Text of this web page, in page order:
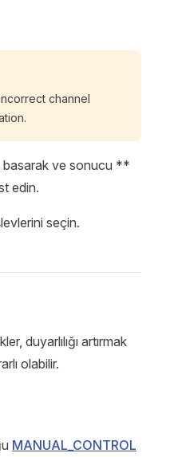
channel
basarak ve sonucu **
edin.
seçin.
duyarlılığı artırmak
olabilir.
MANUAL_CONTROL